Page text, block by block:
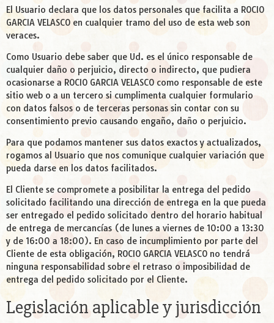
El Usuario declara que los datos personales que facilita a ROCIO
GARCIA VELASCO en cualquier tramo del uso de esta web son
veraces.
Como Usuario debe saber que Ud. es el único responsable de
cualquier daño o perjuicio, directo o indirecto, que pudiera
ocasionarse a ROCIO GARCIA VELASCO como responsable de este
sitio web o a un tercero si cumplimenta cualquier formulario
con datos falsos o de terceras personas sin contar con su
consentimiento previo causando engaño, daño o perjuicio.
Para que podamos mantener sus datos exactos y actualizados,
rogamos al Usuario que nos comunique cualquier variación que
pueda darse en los datos facilitados.
El Cliente se compromete a posibilitar la entrega del pedido
solicitado facilitando una dirección de entrega en la que pueda
ser entregado el pedido solicitado dentro del horario habitual
de entrega de mercancías (de lunes a viernes de 10:00 a 13:30
y de 16:00 a 18:00). En caso de incumplimiento por parte del
Cliente de esta obligación, ROCIO GARCIA VELASCO no tendrá
ninguna responsabilidad sobre el retraso o imposibilidad de
entrega del pedido solicitado por el Cliente.
Legislación aplicable y jurisdicción